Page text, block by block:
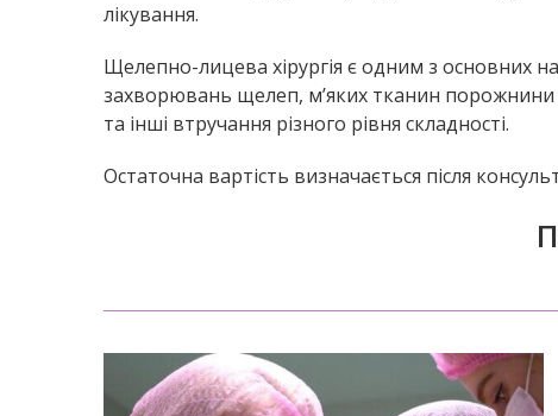
лікування.
Щелепно-лицева хірургія є одним з основних
захворювань щелеп, м’яких тканин порожнини
та інші втручання різного рівня складності.
Остаточна вартість визначається після
Захворювання слинних залоз — група